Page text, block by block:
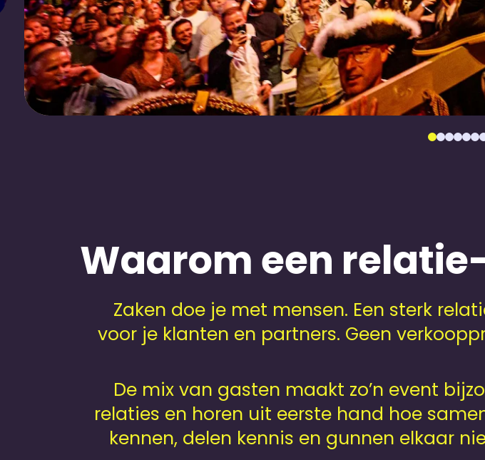
Waarom een
Zaken doe je met mensen. Een sterk
voor je klanten en partners. Geen
De mix van gasten maakt zo’n event
relaties en horen uit eerste hand hoe
kennen, delen kennis en gunnen elkaar